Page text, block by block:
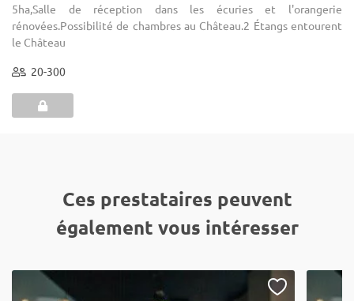
5ha,Salle de réception dans les écuries et l'orangerie
rénovées.Possibilité de chambres au Château.2 Étangs entourent
le Château
20-300
Ces prestataires peuvent
également vous intéresser